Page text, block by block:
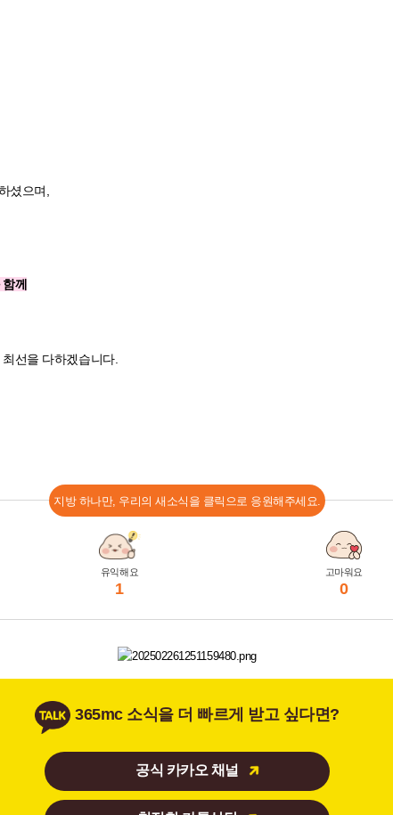
셨으며,
께
선을 다하겠습니다.
지방 하나만, 우리의 새소식을 클릭으로 응원해주세요.
유익해요
1
고마워요
0
365mc 소식을 더 빠르게 받고 싶다면?
공식 카카오 채널